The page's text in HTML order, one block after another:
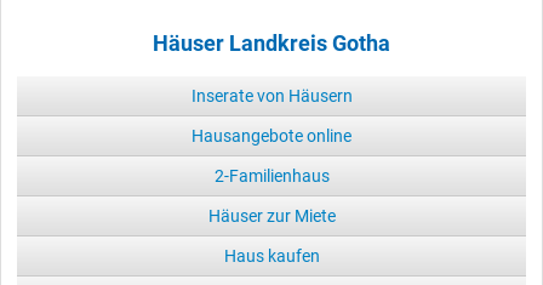
Häuser Landkreis Gotha
Inserate von Häusern
Hausangebote online
2-Familienhaus
Häuser zur Miete
Haus kaufen